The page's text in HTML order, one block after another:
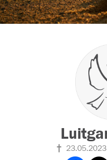
23.05.2023